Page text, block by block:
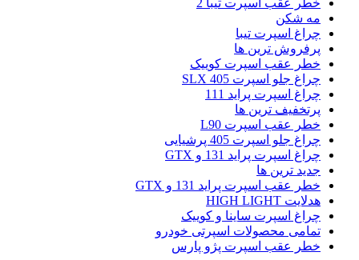
خطر عقب اسپرت تیبا 2
مه شکن
چراغ اسپرت تیبا
پرفروش ترین ها
خطر عقب اسپرت کوییک
چراغ جلو اسپرت 405 SLX
چراغ اسپرت پراید 111
پرتخفیف ترین ها
خطر عقب اسپرت L90
چراغ جلو اسپرت 405 پرشیایی
چراغ اسپرت پراید 131 و GTX
جدید ترین ها
خطر عقب اسپرت پراید 131 و GTX
هدلایت HIGH LIGHT
چراغ اسپرت ساینا و کوییک
تمامی محصولات اسپرتی خودرو
خطر عقب اسپرت پژو پارس